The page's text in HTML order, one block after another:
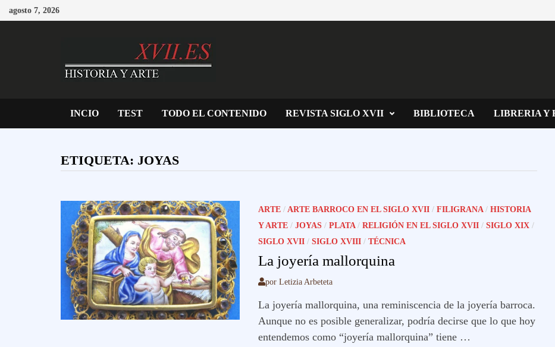
Saltar
al
agosto 7, 2026
INCIO TEST TODO EL CONTENIDO REVISTA SIGLO XVII BIBLIOTECA LIBRERIA Y
ETIQUETA: JOYAS
ARTE/ ARTE BARROCO EN EL SIGLO XVII/ FILIGRANA/ HISTORIA
Y ARTE/ JOYAS/ PLATA/ RELIGIÓN EN EL SIGLO XVII/ SIGLO XIX/
SIGLO XVII/ SIGLO XVIII/ TÉCNICA
La joyería mallorquina
por Letizia Arbeteta
La joyería mallorquina, una reminiscencia de la joyería barroca.
Aunque no es posible generalizar, podría decirse que lo que hoy
entendemos como “joyería mallorquina” tiene …